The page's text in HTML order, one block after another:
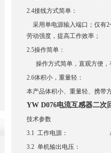
2.4接线方式简单：
采用单电源输入端口；仅有2
劳动强度，提高工作效率；
2.5操作简单：
操作方式简单，直观方便，
2.6体积小，重量轻：
本产品体积小、重量轻、携带
YW D076电流互感器二次
技术参数
3.1 工作电源：
3.2 单机输出电压：